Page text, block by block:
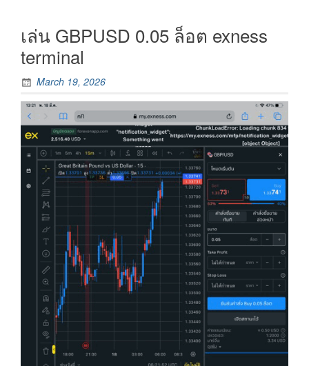
เล่น GBPUSD 0.05 ล็อต exness
terminal
March 19, 2026